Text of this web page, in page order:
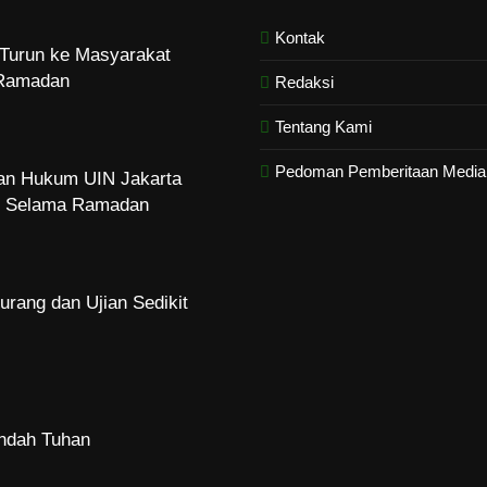
ke Masyarakat
Hukum UIN Jakarta
Ramadan
dan Ujian Sedikit
Tuhan
Kontak
Redaksi
Tentang Kami
Pedoman Pemberitaan